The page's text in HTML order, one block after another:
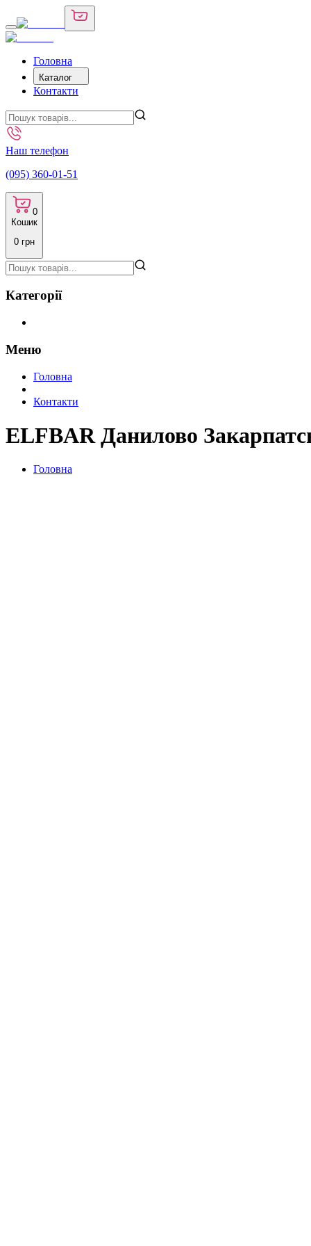
Головна
Каталог
Контакти
Наш телефон
(095) 360-01-51
0
Кошик
0 грн
Категорії
Меню
Головна
Контакти
ELFBAR Данилово
Головна